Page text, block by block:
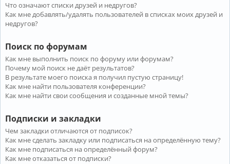
Что означают списки друзей и недругов?
Как мне добавлять/удалять пользователей в списках моих друзей и
недругов?
Поиск по форумам
Как мне выполнить поиск по форуму или форумам?
Почему мой поиск не даёт результатов?
В результате моего поиска я получил пустую страницу!
Как мне найти пользователя конференции?
Как мне найти свои сообщения и созданные мной темы?
Подписки и закладки
Чем закладки отличаются от подписок?
Как мне сделать закладку или подписаться на определённую тему?
Как мне подписаться на определённый форум?
Как мне отказаться от подписки?